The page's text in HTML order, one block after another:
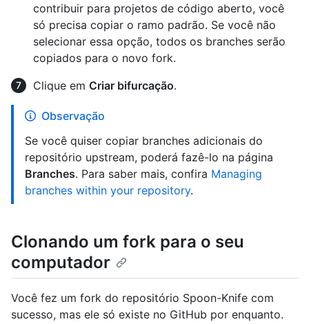
contribuir para projetos de código aberto, você
só precisa copiar o ramo padrão. Se você não
selecionar essa opção, todos os branches serão
copiados para o novo fork.
Clique em Criar bifurcação.
Observação
Se você quiser copiar branches adicionais do
repositório upstream, poderá fazê-lo na página
Branches. Para saber mais, confira Managing
branches within your repository.
Clonando um fork para o seu
computador
Você fez um fork do repositório Spoon-Knife com
sucesso, mas ele só existe no GitHub por enquanto.